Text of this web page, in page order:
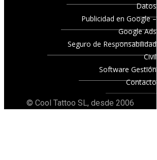
Datos
Publicidad en Google –
Google Ads
Seguro de Responsabilidad
Civil
Software Gestión
Contacto
© Cool Tattoo SL, desde 2006